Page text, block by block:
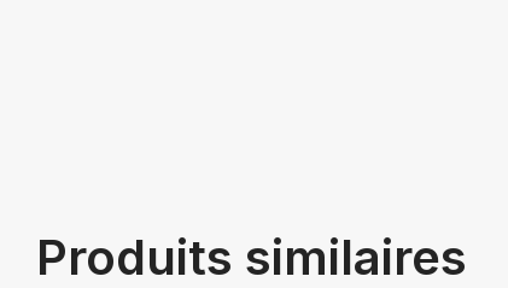
Produits similaires